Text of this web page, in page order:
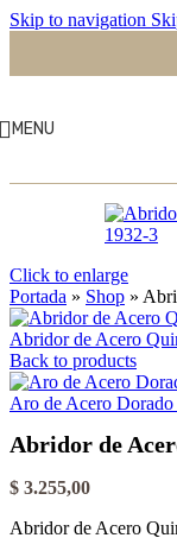
Skip to navigation
MENU
Click to enlarge
Portada » Shop »
Abridor de Acero
Back to products
Aro de Acero
Abridor de
$ 3.255,00
Abridor de Acero